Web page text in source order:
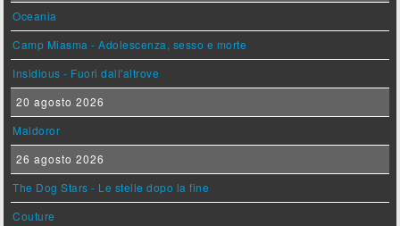
Oceania
Camp Miasma - Adolescenza, sesso e morte
Insidious - Fuori dall'altrove
20 agosto 2026
Maldoror
26 agosto 2026
The Dog Stars - Le stelle dopo la fine
Couture